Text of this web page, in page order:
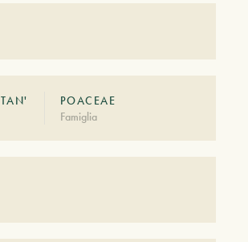
POACEAE
Famiglia